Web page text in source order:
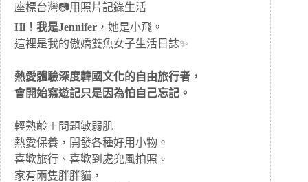
座標台灣📷用照片記錄生活
Hi！我是Jennifer ，她是小飛。
這裡是我的傲嬌雙魚女子生活日誌✨
熱愛體驗深度韓國文化的自由旅行者，
會開始寫遊記只是因為怕自己忘記。
輕熟齡＋問題敏弱肌
熱愛保養，開發各種好用小物。
喜歡旅行、喜歡到處兜風拍照。
家有兩隻胖胖貓，